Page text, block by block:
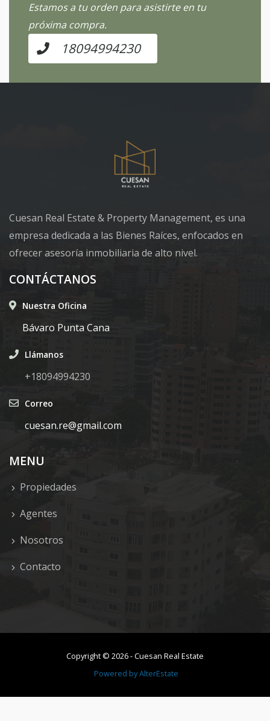
Estamos a tu orden para asistirte en tu
próxima compra.
18094994230
Cuesan Real Estate & Property Management, es una
empresa dedicada a las Bienes Raíces, enfocados en
ofrecer asesoría inmobiliaria de alto nivel.
CONTÁCTANOS
Nuestra Oficina
Bávaro Punta Cana
Llámanos
+18094994230
Correo
cuesan.re@gmail.com
MENU
Propiedades
Agentes
Nosotros
Contacto
Copyright © 2026-Cuesan Real Estate
Powered byAlterEstate